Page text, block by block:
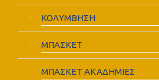
ΚΟΛΥΜΒΗΣΗ
ΜΠΑΣΚΕΤ
ΜΠΑΣΚΕΤ ΑΚΑΔΗΜΙΕΣ